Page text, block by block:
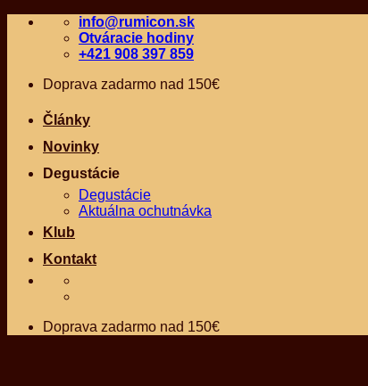
Skip
info@rumicon.sk
Otváracie hodiny
+421 908 397 859
Doprava zadarmo nad 150€
Články
Novinky
Degustácie
Degustácie
Aktuálna ochutnávka
Klub
Kontakt
Doprava zadarmo nad 150€